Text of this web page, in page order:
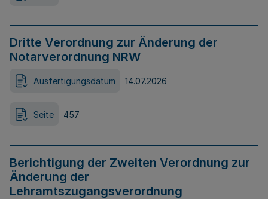
Dritte Verordnung zur Änderung der
Notarverordnung NRW
Ausfertigungsdatum 14.07.2026
Seite 457
Berichtigung der Zweiten Verordnung zur
Änderung der
Lehramtszugangsverordnung